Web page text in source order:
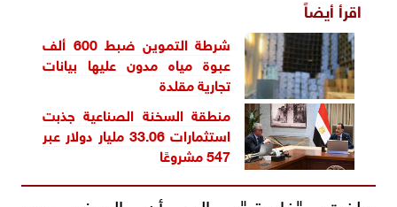
اقرأ أيضاً
شرطة التموين ضبط 600 ألف
عبوة مياه مدون عليها بيانات
تجارية مقلدة
منطقة السخنة الصناعية جذبت
استثمارات 33.06 مليار دولار عبر
547 مشروعًا